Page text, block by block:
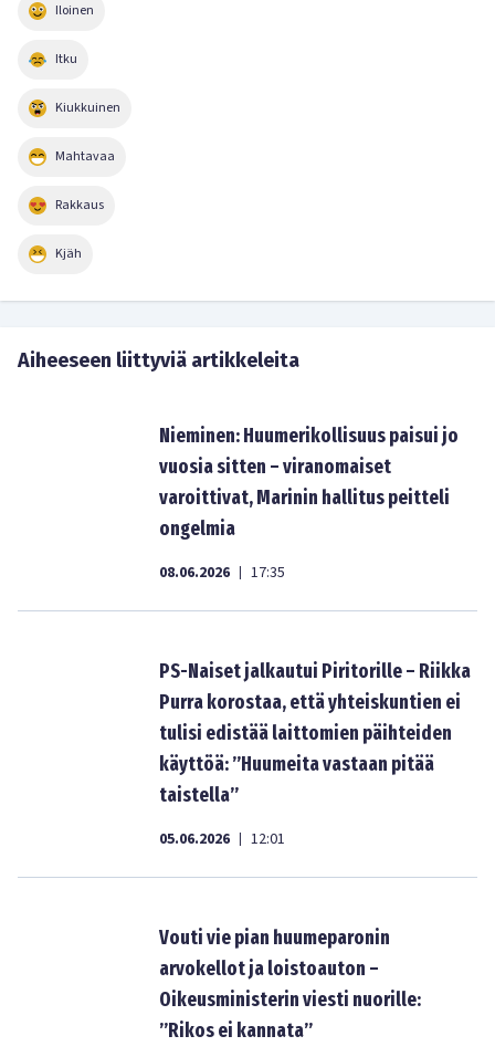
Iloinen
Itku
Kiukkuinen
Mahtavaa
Rakkaus
Kjäh
Aiheeseen liittyviä artikkeleita
Nieminen: Huumerikollisuus paisui jo
vuosia sitten – viranomaiset
varoittivat, Marinin hallitus peitteli
ongelmia
08.06.2026 | 17:35
PS-Naiset jalkautui Piritorille – Riikka
Purra korostaa, että yhteiskuntien ei
tulisi edistää laittomien päihteiden
käyttöä: ”Huumeita vastaan pitää
taistella”
05.06.2026 | 12:01
Vouti vie pian huumeparonin
arvokellot ja loistoauton –
Oikeusministerin viesti nuorille:
”Rikos ei kannata”